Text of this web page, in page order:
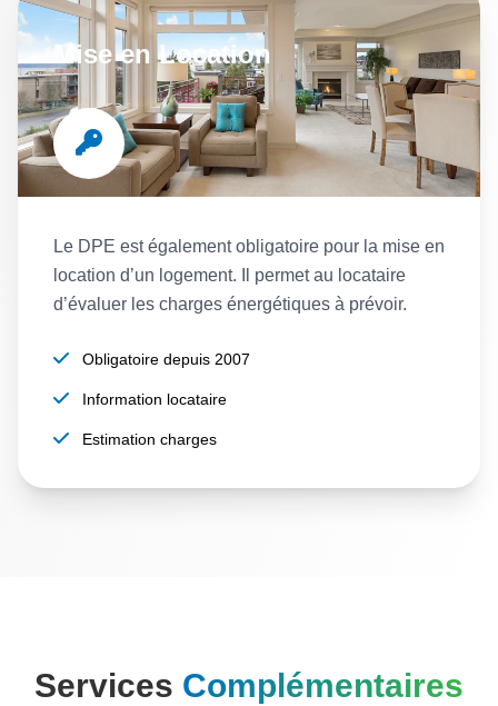
Mise en Location
Le DPE est également obligatoire pour la mise en
location d’un logement. Il permet au locataire
d’évaluer les charges énergétiques à prévoir.
Obligatoire depuis 2007
Information locataire
Estimation charges
Services Complémentaires